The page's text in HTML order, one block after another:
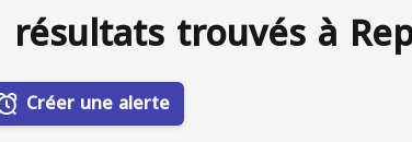
résultats trouvés à
Créer une alerte